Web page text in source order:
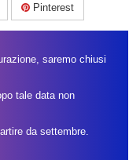
Pinterest
saremo chiusi
tale data non
da settembre.